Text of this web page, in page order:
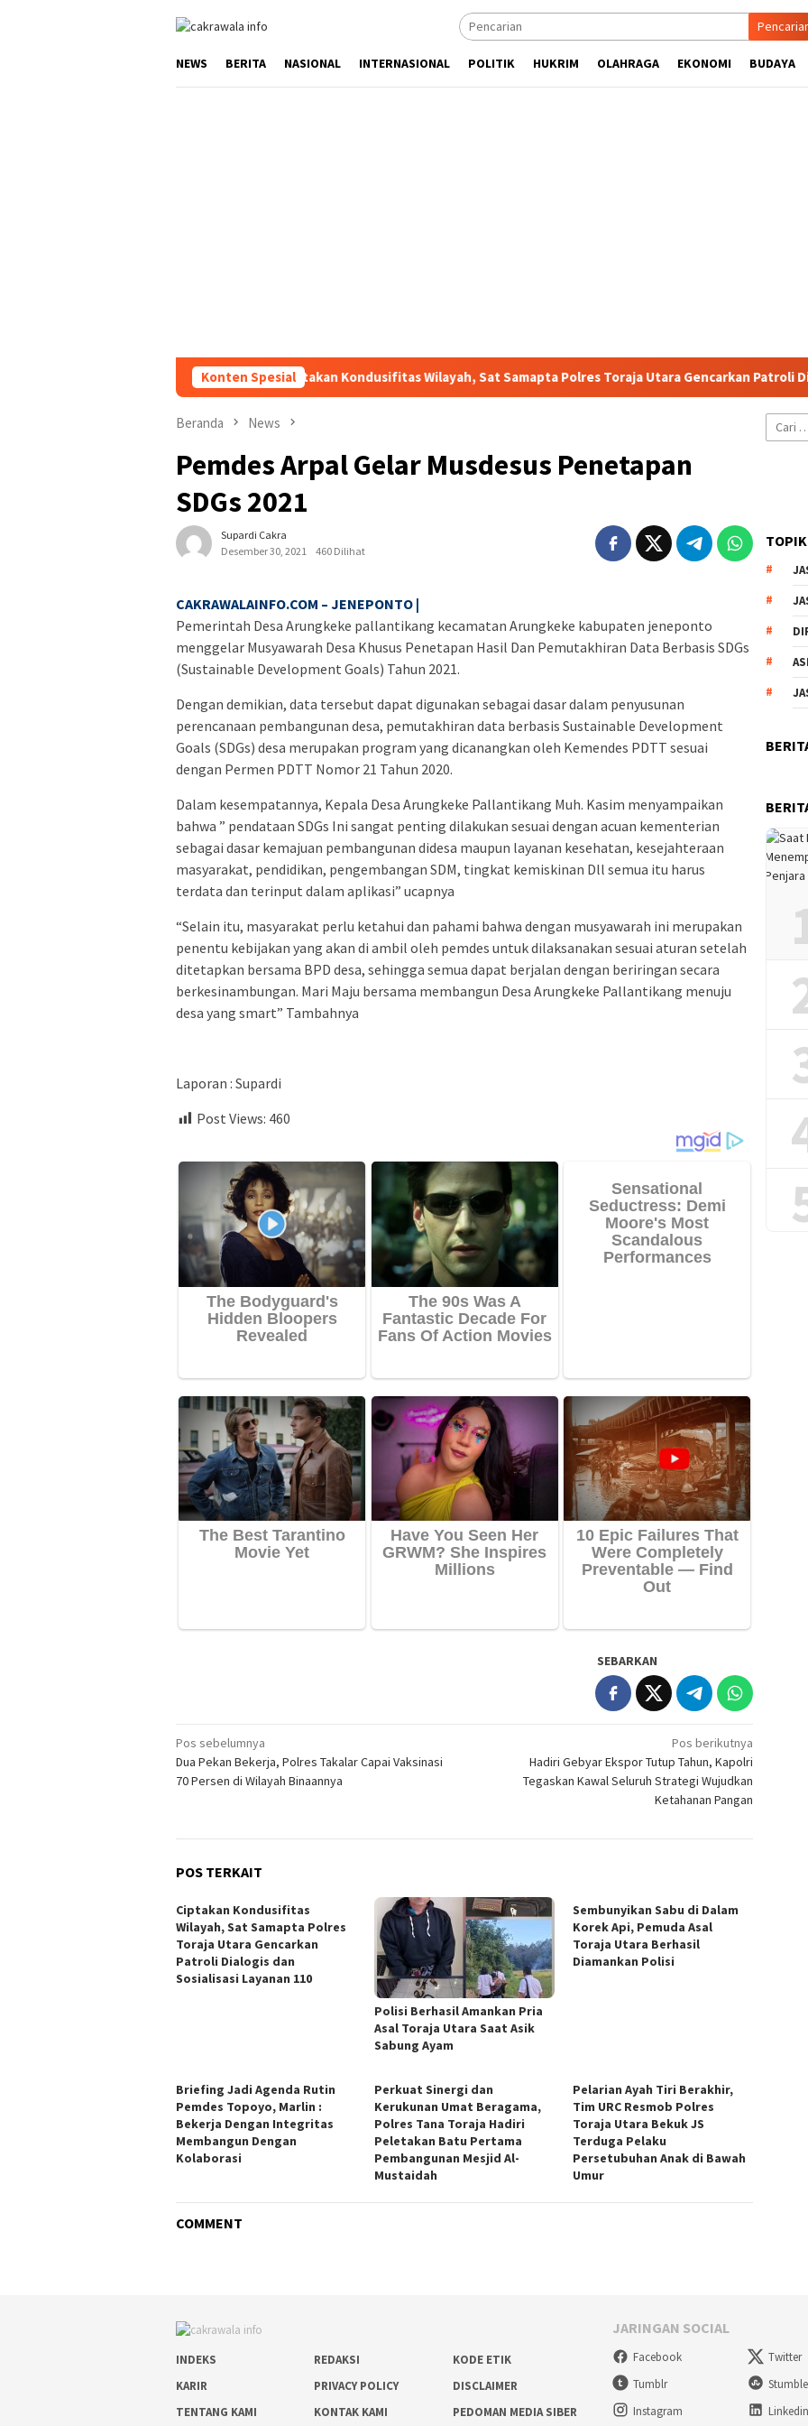
NEWS BERITA NASIONAL INTERNASIONAL POLITIK HUKRIM OLAHRAGA EKONOMI BUDAYA
Konten Spesial
Ciptakan Kondusifitas Wilayah, Sat Samapta Polres Toraja Utara Gencarkan Patroli Dialogis dan
Beranda News
Pemdes Arpal Gelar Musdesus Penetapan
SDGs 2021
Supardi Cakra
Desember 30, 2021
460 Dilihat
CAKRAWALAINFO.COM – JENEPONTO |
Pemerintah Desa Arungkeke pallantikang kecamatan Arungkeke kabupaten jeneponto
menggelar Musyawarah Desa Khusus Penetapan Hasil Dan Pemutakhiran Data Berbasis SDGs
(Sustainable Development Goals) Tahun 2021.
Dengan demikian, data tersebut dapat digunakan sebagai dasar dalam penyusunan
perencanaan pembangunan desa, pemutakhiran data berbasis Sustainable Development
Goals (SDGs) desa merupakan program yang dicanangkan oleh Kemendes PDTT sesuai
dengan Permen PDTT Nomor 21 Tahun 2020.
Dalam kesempatannya, Kepala Desa Arungkeke Pallantikang Muh. Kasim menyampaikan
bahwa ” pendataan SDGs Ini sangat penting dilakukan sesuai dengan acuan kementerian
sebagai dasar kemajuan pembangunan didesa maupun layanan kesehatan, kesejahteraan
masyarakat, pendidikan, pengembangan SDM, tingkat kemiskinan Dll semua itu harus
terdata dan terinput dalam aplikasi” ucapnya
“Selain itu, masyarakat perlu ketahui dan pahami bahwa dengan musyawarah ini merupakan
penentu kebijakan yang akan di ambil oleh pemdes untuk dilaksanakan sesuai aturan setelah
ditetapkan bersama BPD desa, sehingga semua dapat berjalan dengan beriringan secara
berkesinambungan. Mari Maju bersama membangun Desa Arungkeke Pallantikang menuju
desa yang smart” Tambahnya
Laporan : Supardi
Post Views: 460
SEBARKAN
Navigasi
pos
Pos sebelumnya
Dua Pekan Bekerja, Polres Takalar Capai Vaksinasi
70 Persen di Wilayah Binaannya
Pos berikutnya
Hadiri Gebyar Ekspor Tutup Tahun, Kapolri
Tegaskan Kawal Seluruh Strategi Wujudkan
Ketahanan Pangan
POS TERKAIT
Ciptakan Kondusifitas
Wilayah, Sat Samapta Polres
Toraja Utara Gencarkan
Patroli Dialogis dan
Sosialisasi Layanan 110
Polisi Berhasil Amankan Pria
Asal Toraja Utara Saat Asik
Sabung Ayam
Sembunyikan Sabu di Dalam
Korek Api, Pemuda Asal
Toraja Utara Berhasil
Diamankan Polisi
Briefing Jadi Agenda Rutin
Pemdes Topoyo, Marlin :
Bekerja Dengan Integritas
Membangun Dengan
Kolaborasi
Perkuat Sinergi dan
Kerukunan Umat Beragama,
Polres Tana Toraja Hadiri
Peletakan Batu Pertama
Pembangunan Mesjid Al-
Mustaidah
Pelarian Ayah Tiri Berakhir,
Tim URC Resmob Polres
Toraja Utara Bekuk JS
Terduga Pelaku
Persetubuhan Anak di Bawah
Umur
COMMENT
Cari
untuk:
INDEKS REDAKSI
KODE ETIK
KARIR
PRIVACY POLICY
DISCLAIMER
TENTANG KAMI
KONTAK KAMI PEDOMAN MEDIA SIBER
JARINGAN SOCIAL
Facebook Twitter
Tumblr
Instagram
Linkedin